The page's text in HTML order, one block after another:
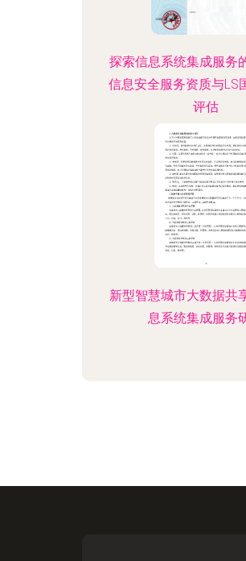
探索信息系统集成服务
信息安全服务资质与LS
评估
新型智慧城市大数据共
息系统集成服务